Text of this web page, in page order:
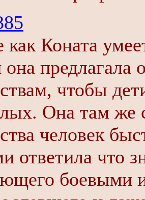
как Коната
она предлагала
чтобы
Она там же
человек
ответила что
боевыми